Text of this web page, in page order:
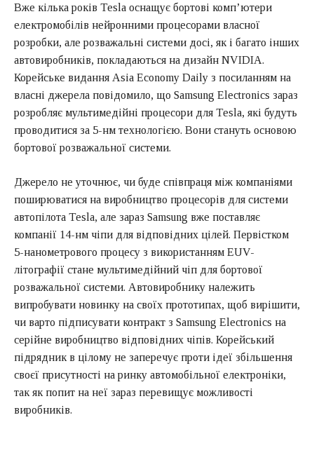
Вже кілька років Tesla оснащує бортові комп’ютери
електромобілів нейронними процесорами власної
розробки, але розважальні системи досі, як і багато інших
автовиробників, покладаються на дизайн NVIDIA.
Корейське видання Asia Economy Daily з посиланням на
власні джерела повідомило, що Samsung Electronics зараз
розробляє мультимедійні процесори для Tesla, які будуть
проводитися за 5-нм технологією. Вони стануть основою
бортової розважальної системи.
Джерело не уточнює, чи буде співпраця між компаніями
поширюватися на виробництво процесорів для системи
автопілота Tesla, але зараз Samsung вже поставляє
компанії 14-нм чіпи для відповідних цілей. Первістком
5-нанометрового процесу з використанням EUV-
літографії стане мультимедійний чіп для бортової
розважальної системи. Автовиробнику належить
випробувати новинку на своїх прототипах, щоб вирішити,
чи варто підписувати контракт з Samsung Electronics на
серійне виробництво відповідних чіпів. Корейський
підрядник в цілому не заперечує проти ідеї збільшення
своєї присутності на ринку автомобільної електроніки,
так як попит на неї зараз перевищує можливості
виробників.